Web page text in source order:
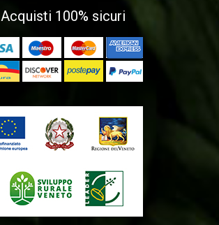
Acquisti 100% sicuri